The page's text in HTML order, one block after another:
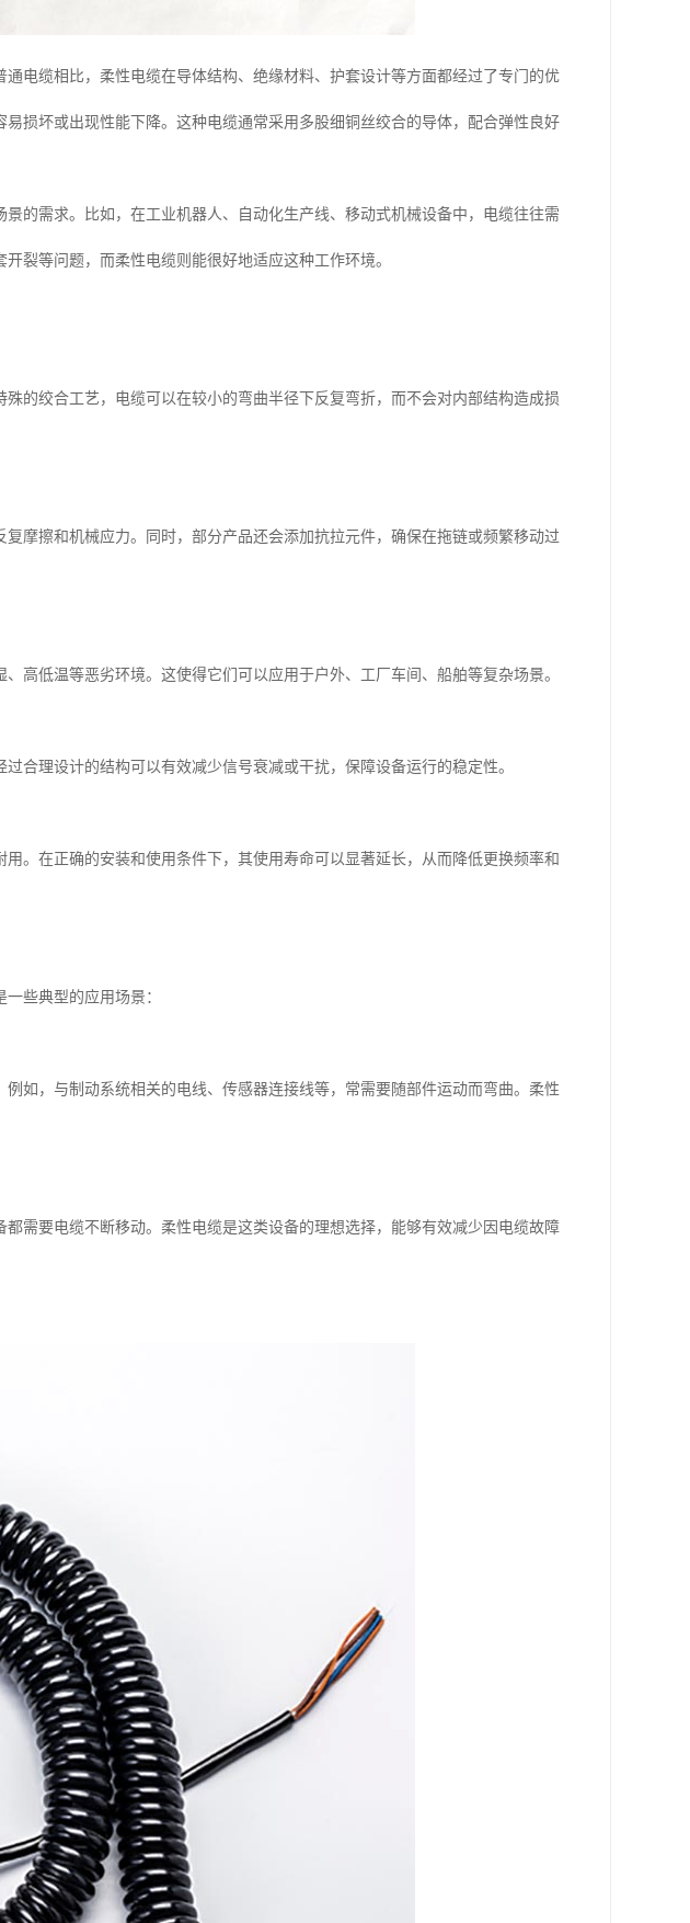
电缆相比，柔性电缆在导体结构、绝缘材料、护套设计等方面都经过了专门的优
损坏或出现性能下降。这种电缆通常采用多股细铜丝绞合的导体，配合弹性良好
的需求。比如，在工业机器人、自动化生产线、移动式机械设备中，电缆往往需
裂等问题，而柔性电缆则能很好地适应这种工作环境。
的绞合工艺，电缆可以在较小的弯曲半径下反复弯折，而不会对内部结构造成损
摩擦和机械应力。同时，部分产品还会添加抗拉元件，确保在拖链或频繁移动过
高低温等恶劣环境。这使得它们可以应用于户外、工厂车间、船舶等复杂场景。
合理设计的结构可以有效减少信号衰减或干扰，保障设备运行的稳定性。
。在正确的安装和使用条件下，其使用寿命可以显著延长，从而降低更换频率和
些典型的应用场景：
如，与制动系统相关的电线、传感器连接线等，常需要随部件运动而弯曲。柔性
需要电缆不断移动。柔性电缆是这类设备的理想选择，能够有效减少因电缆故障